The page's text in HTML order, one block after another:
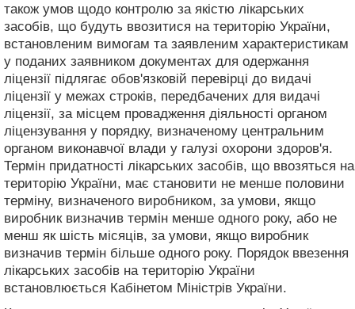
також умов щодо контролю за якістю лікарських
засобів, що будуть ввозитися на територію України,
встановленим вимогам та заявленим характеристикам
у поданих заявником документах для одержання
ліцензії підлягає обов'язковій перевірці до видачі
ліцензії у межах строків, передбачених для видачі
ліцензії, за місцем провадження діяльності органом
ліцензування у порядку, визначеному центральним
органом виконавчої влади у галузі охорони здоров'я.
Термін придатності лікарських засобів, що ввозяться на
територію України, має становити не менше половини
терміну, визначеного виробником, за умови, якщо
виробник визначив термін менше одного року, або не
менш як шість місяців, за умови, якщо виробник
визначив термін більше одного року. Порядок ввезення
лікарських засобів на територію України
встановлюється Кабінетом Міністрів України.